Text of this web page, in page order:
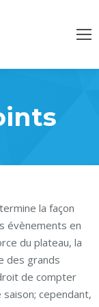
la façon
évènements en
du plateau, la
des grands
de compter
cependant,